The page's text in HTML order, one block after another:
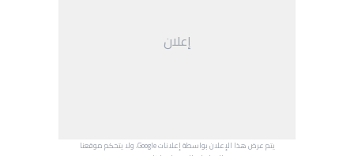
إعلان
يتم عرض هذا الإعلان بواسطة إعلانات Google، ولا يتحكم موقعنا